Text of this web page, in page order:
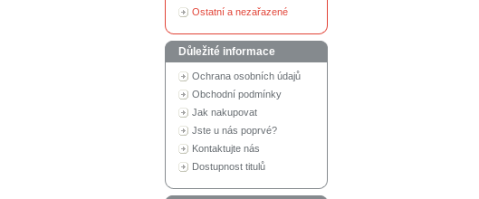
Ostatní a nezařazené
Důležité informace
Ochrana osobních údajů
Obchodní podmínky
Jak nakupovat
Jste u nás poprvé?
Kontaktujte nás
Dostupnost titulů